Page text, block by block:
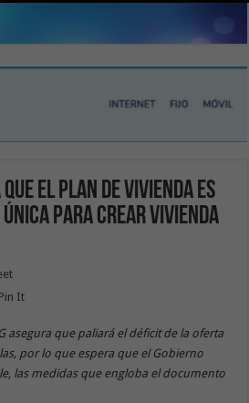
el plan de vivienda es
para crear vivienda
asegura que paliará el déficit de la oferta
por lo que espera que el Gobierno
las medidas que engloba el documento